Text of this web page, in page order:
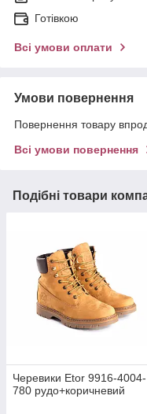
Готівкою
Всі умови оплати
Умови повернення
Повернення товару
Всі умови повернення
Подібні товари
Черевики Etor 9916-4004-
780 рудо+коричневий